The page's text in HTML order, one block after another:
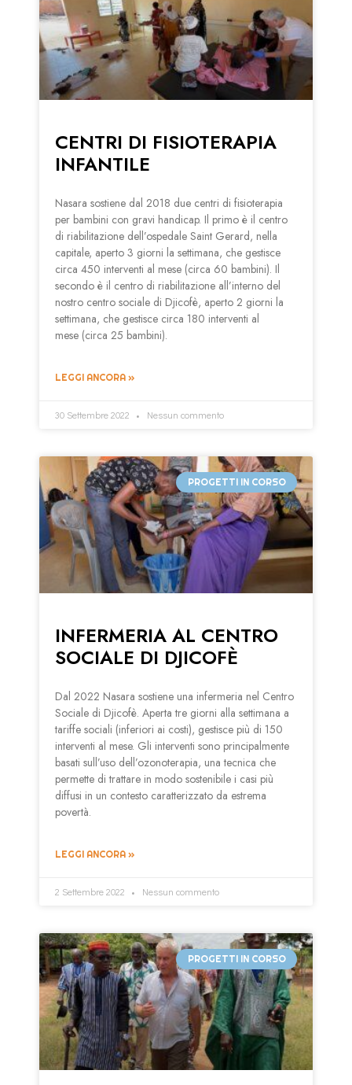
CENTRI DI FISIOTERAPIA
INFANTILE
Nasara sostiene dal 2018 due centri di fisioterapia
per bambini con gravi handicap. Il primo è il centro
di riabilitazione dell’ospedale Saint Gerard, nella
capitale, aperto 3 giorni la settimana, che gestisce
circa 450 interventi al mese (circa 60 bambini). Il
secondo è il centro di riabilitazione all’interno del
nostro centro sociale di Djicofè, aperto 2 giorni la
settimana, che gestisce circa 180 interventi al
mese (circa 25 bambini).
LEGGI ANCORA »
30 Settembre 2022 Nessun commento
PROGETTI IN CORSO
INFERMERIA AL CENTRO
SOCIALE DI DJICOFÈ
Dal 2022 Nasara sostiene una infermeria nel Centro
Sociale di Djicofè. Aperta tre giorni alla settimana a
tariffe sociali (inferiori ai costi), gestisce più di 150
interventi al mese. Gli interventi sono principalmente
basati sull’uso dell’ozonoterapia, una tecnica che
permette di trattare in modo sostenibile i casi più
diffusi in un contesto caratterizzato da estrema
povertà.
LEGGI ANCORA »
2 Settembre 2022 Nessun commento
PROGETTI IN CORSO